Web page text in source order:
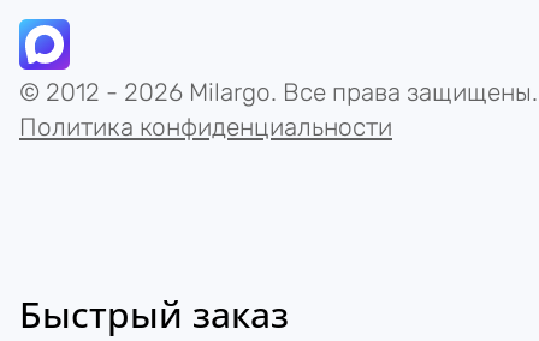
© 2012 - 2026 Milargo. Все права защищены.
Политика конфиденциальности
Быстрый заказ